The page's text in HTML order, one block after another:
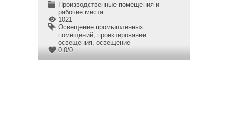
Производственные помещения и
рабочие места
1021
Освещение промышленных
помещений, проектирование
освещения, освещение
0.0/0